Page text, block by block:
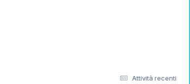
Attività recenti